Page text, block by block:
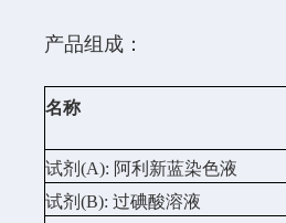
产品组成：
名称
试剂(A): 阿利新蓝染色液
试剂(B): 过碘酸溶液